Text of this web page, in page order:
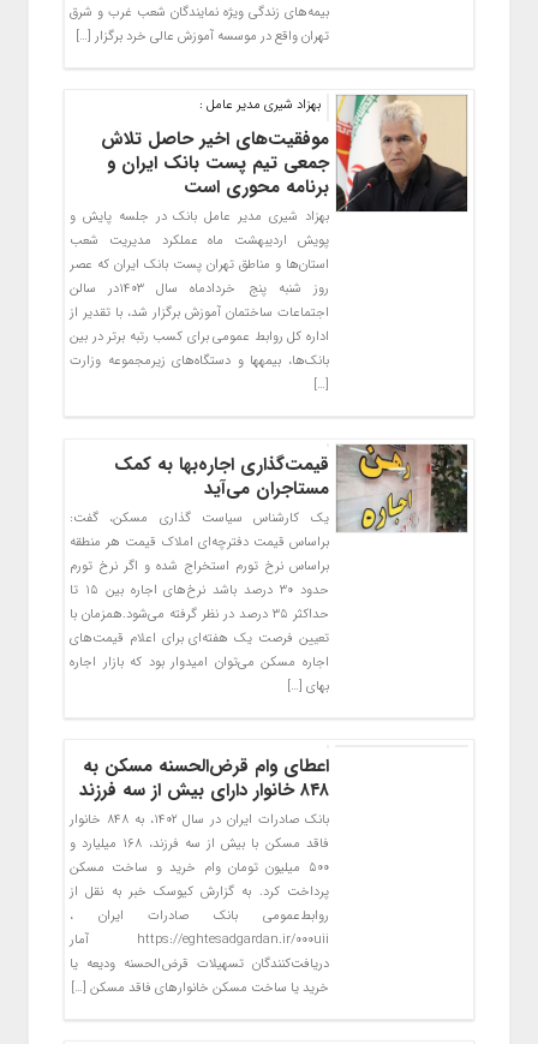
بیمه‌های زندگی ویژه نمایندگان شعب غرب و شرق
تهران واقع در موسسه آموزش عالی خرد برگزار […]
بهزاد شیری مدیر عامل :
موفقیت‌های اخیر حاصل تلاش
جمعی تیم پست بانک ایران و
برنامه محوری است
بهزاد شیری مدیر عامل بانک در جلسه پایش و
پویش اردیبهشت ماه عملکرد مدیریت شعب
استان‌ها و مناطق تهران پست بانک ایران که عصر
روز شنبه پنج خردادماه سال ۱۴۰۳در سالن
اجتماعات ساختمان آموزش برگزار شد، با تقدیر از
اداره کل روابط عمومی برای کسب رتبه برتر در بین
بانک‌ها، بیمه‎ها و دستگاه‌های زیرمجموعه وزارت
[…]
قیمت‌گذاری اجاره‌بها به کمک
مستاجران می‌آید
یک کارشناس سیاست گذاری مسکن، گفت:
براساس قیمت دفترچه‌ای املاک قیمت هر منطقه
براساس نرخ تورم استخراج شده و اگر نرخ تورم
حدود ۳۰ درصد باشد نرخ‌های اجاره بین ۱۵ تا
حداکثر ۳۵ درصد در نظر گرفته می‌شود.همزمان با
تعیین فرصت یک هفته‌ای برای اعلام قیمت‌های
اجاره مسکن می‌توان امیدوار بود که بازار اجاره
بهای […]
اعطای وام قرض‌الحسنه مسکن به
۸۴۸ خانوار دارای بیش از سه فرزند
​بانک صادرات ایران در سال ۱۴۰۲، به ۸۴۸ خانوار
فاقد مسکن با بیش از سه فرزند، ۱۶۸ میلیارد و
۵۰۰ میلیون تومان وام خرید و ساخت مسکن
پرداخت کرد. به گزارش کیوسک خبر به نقل از
روابط‌عمومی بانک صادرات ایران ،
https://eghtesadgardan.ir/000uii ​آمار
دریافت‌کنندگان تسهیلات قرض‌الحسنه ودیعه یا
خرید یا ساخت مسکن خانوارهای فاقد مسکن […]